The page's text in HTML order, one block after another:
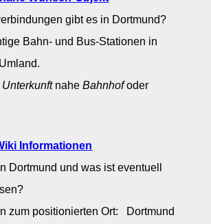
gibt es in Dortmund?
Bahn- und Bus-Stationen in
UnterkunftnaheBahnhofoder
Informationen
Dortmund und was ist eventuell
zum positionierten Ort: Dortmund